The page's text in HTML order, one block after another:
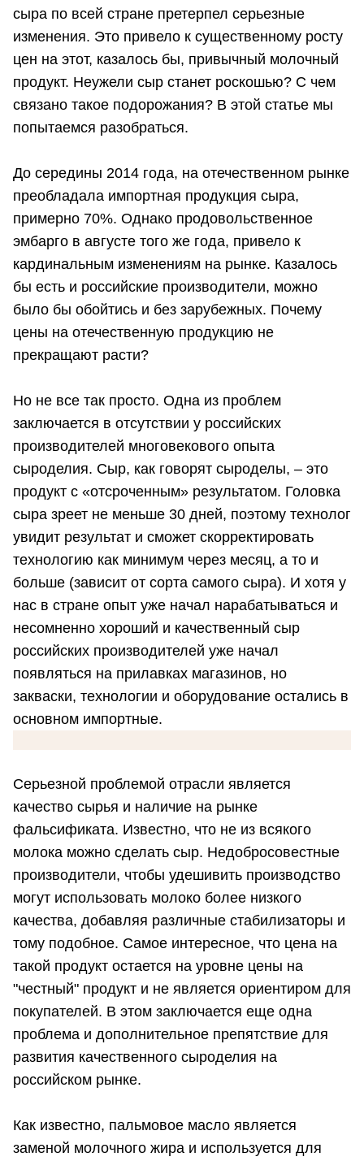
сыра по всей стране претерпел серьезные
изменения. Это привело к существенному росту
цен на этот, казалось бы, привычный молочный
продукт. Неужели сыр станет роскошью? С чем
связано такое подорожания? В этой статье мы
попытаемся разобраться.
До середины 2014 года, на отечественном рынке
преобладала импортная продукция сыра,
примерно 70%. Однако продовольственное
эмбарго в августе того же года, привело к
кардинальным изменениям на рынке. Казалось
бы есть и российские производители, можно
было бы обойтись и без зарубежных. Почему
цены на отечественную продукцию не
прекращают расти?
Но не все так просто. Одна из проблем
заключается в отсутствии у российских
производителей многовекового опыта
сыроделия. Сыр, как говорят сыроделы, – это
продукт с «отсроченным» результатом. Головка
сыра зреет не меньше 30 дней, поэтому технолог
увидит результат и сможет скорректировать
технологию как минимум через месяц, а то и
больше (зависит от сорта самого сыра). И хотя у
нас в стране опыт уже начал нарабатываться и
несомненно хороший и качественный сыр
российских производителей уже начал
появляться на прилавках магазинов, но
закваски, технологии и оборудование остались в
основном импортные.
Серьезной проблемой отрасли является
качество сырья и наличие на рынке
фальсификата. Известно, что не из всякого
молока можно сделать сыр. Недобросовестные
производители, чтобы удешивить производство
могут использовать молоко более низкого
качества, добавляя различные стабилизаторы и
тому подобное. Самое интересное, что цена на
такой продукт остается на уровне цены на
"честный" продукт и не является ориентиром для
покупателей. В этом заключается еще одна
проблема и дополнительное препятствие для
развития качественного сыроделия на
российском рынке.
Как известно, пальмовое масло является
заменой молочного жира и используется для